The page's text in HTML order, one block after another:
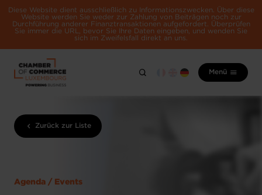
Diese Website dient ausschließlich zu Informationszwecken. Über diese
Website werden Sie weder zur Zahlung von Beiträgen noch zur
Durchführung anderer Finanztransaktionen aufgefordert. Überprüfen
Sie immer die URL, bevor Sie Ihre Daten eingeben, und wenden Sie
sich im Zweifelsfall direkt an uns.
Menü
Zurück zur Liste
Agenda / Events